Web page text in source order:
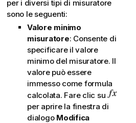
per i diversi tipi di misuratore
sono le seguenti:
Valore minimo
misuratore: Consente di
specificare il valore
minimo del misuratore. Il
valore può essere
immesso come formula
calcolata. Fare clic su
per aprire la finestra di
dialogo Modifica